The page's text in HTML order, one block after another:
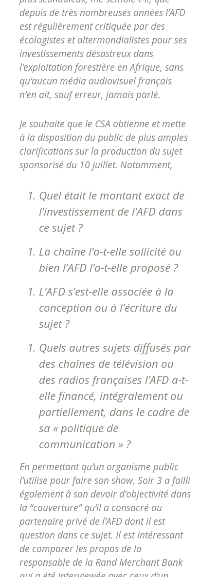
depuis de très nombreuses années l’AFD
est régulièrement critiquée par des
écologistes et altermondialistes pour ses
investissements désastreux dans
l’exploitation forestière en Afrique, sans
qu’aucun média audiovisuel français
n’en ait, sauf erreur, jamais parlé.
Je souhaite que le CSA obtienne et mette
à la disposition du public de plus amples
clarifications sur la production du sujet
sponsorisé du 10 juillet. Notamment,
Quel était le montant exact de
l’investissement de l’AFD dans
ce sujet ?
La chaîne l’a-t-elle sollicité ou
bien l’AFD l’a-t-elle proposé ?
L’AFD s’est-elle associée à la
conception ou à l’écriture du
sujet ?
Quels autres sujets diffusés par
des chaînes de télévision ou
des radios françaises l’AFD a-t-
elle financé, intégralement ou
partiellement, dans le cadre de
sa « politique de
communication » ?
En permettant qu’un organisme public
l’utilise pour faire son show, Soir 3 a failli
également à son devoir d’objectivité dans
la “couverture” qu’il a consacré au
partenaire privé de l’AFD dont il est
question dans ce sujet. Il est intéressant
de comparer les propos de la
responsable de la Rand Merchant Bank